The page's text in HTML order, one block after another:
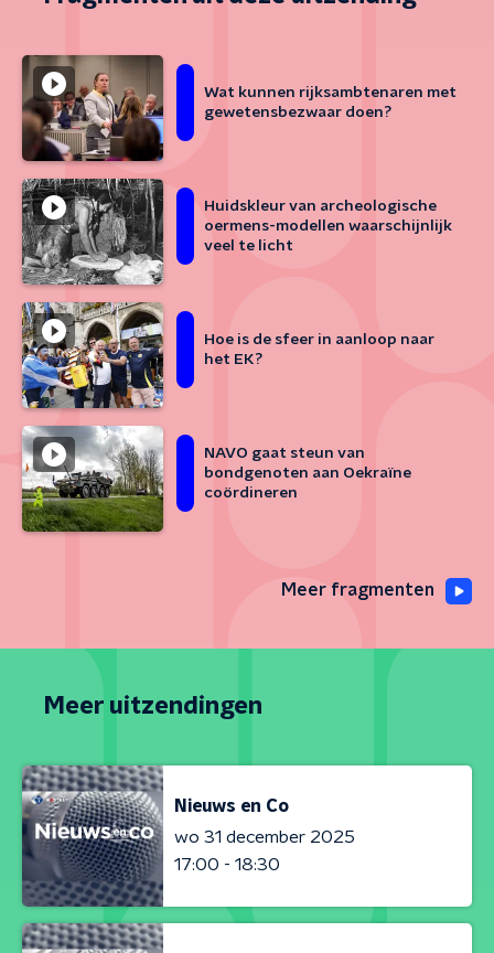
Wat kunnen rijksambtenaren met
gewetensbezwaar doen?
Huidskleur van archeologische
oermens-modellen waarschijnlijk
veel te licht
Hoe is de sfeer in aanloop naar
het EK?
NAVO gaat steun van
bondgenoten aan Oekraïne
coördineren
Meer fragmenten
Meer uitzendingen
Nieuws en Co
wo 31 december 2025
17:00 - 18:30